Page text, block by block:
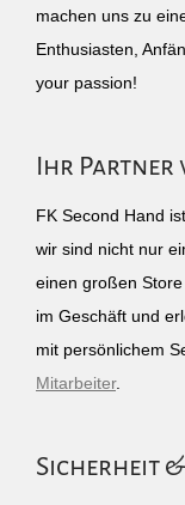
machen uns zu
Enthusiasten,
your passion!
Ihr Partner
FK Second Hand
wir sind nicht nur
einen großen
im Geschäft und
mit persönlichem
Mitarbeiter.
Sicherheit